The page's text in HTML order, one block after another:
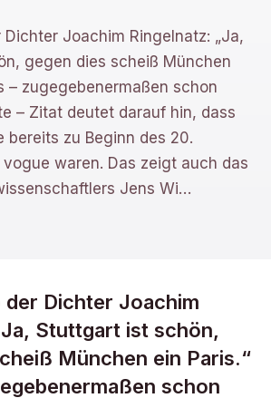
Joachim Ringelnatz: „Ja,
gegen dies scheiß München
– zugegebenermaßen schon
– Zitat deutet darauf hin, dass
bereits zu Beginn des 20.
waren. Das zeigt auch das
Jens Wi…
der Dichter Joachim
Stuttgart ist schön,
München ein Paris.“
schon